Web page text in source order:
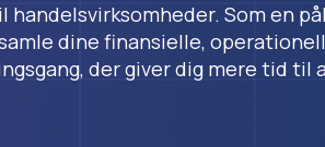
Som en
dine finansielle,
der giver dig mere tid til